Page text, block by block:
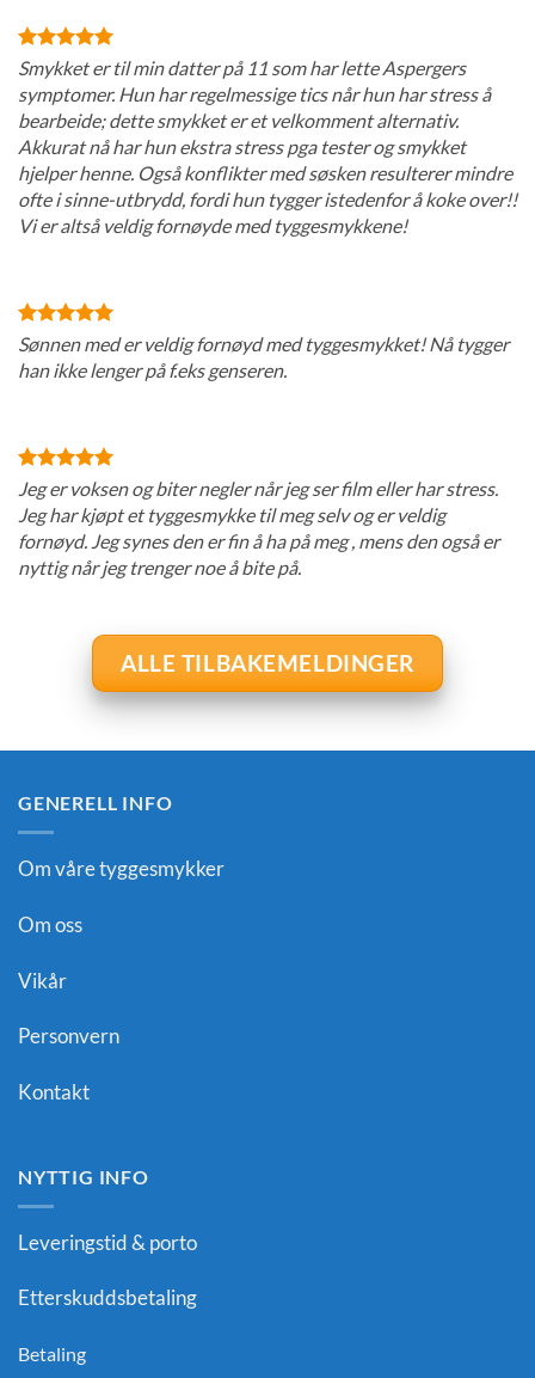
Smykket er til min datter på 11 som har lette Aspergers
symptomer. Hun har regelmessige tics når hun har stress å
bearbeide; dette smykket er et velkomment alternativ.
Akkurat nå har hun ekstra stress pga tester og smykket
hjelper henne. Også konflikter med søsken resulterer mindre
ofte i sinne-utbrydd, fordi hun tygger istedenfor å koke over!!
Vi er altså veldig fornøyde med tyggesmykkene!
Sønnen med er veldig fornøyd med tyggesmykket! Nå tygger
han ikke lenger på f.eks genseren.
Jeg er voksen og biter negler når jeg ser film eller har stress.
Jeg har kjøpt et tyggesmykke til meg selv og er veldig
fornøyd. Jeg synes den er fin å ha på meg , mens den også er
nyttig når jeg trenger noe å bite på.
ALLE TILBAKEMELDINGER
GENERELL INFO
Om våre tyggesmykker
Om oss
Vikår
Personvern
Kontakt
NYTTIG INFO
Leveringstid & porto
Etterskuddsbetaling
Betaling